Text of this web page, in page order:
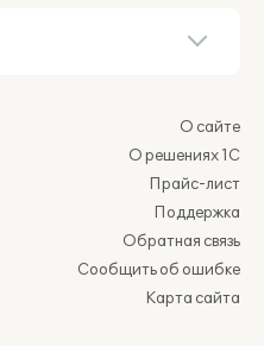
О сайте
О решениях 1С
Прайс-лист
Поддержка
Обратная связь
Сообщить об ошибке
Карта сайта